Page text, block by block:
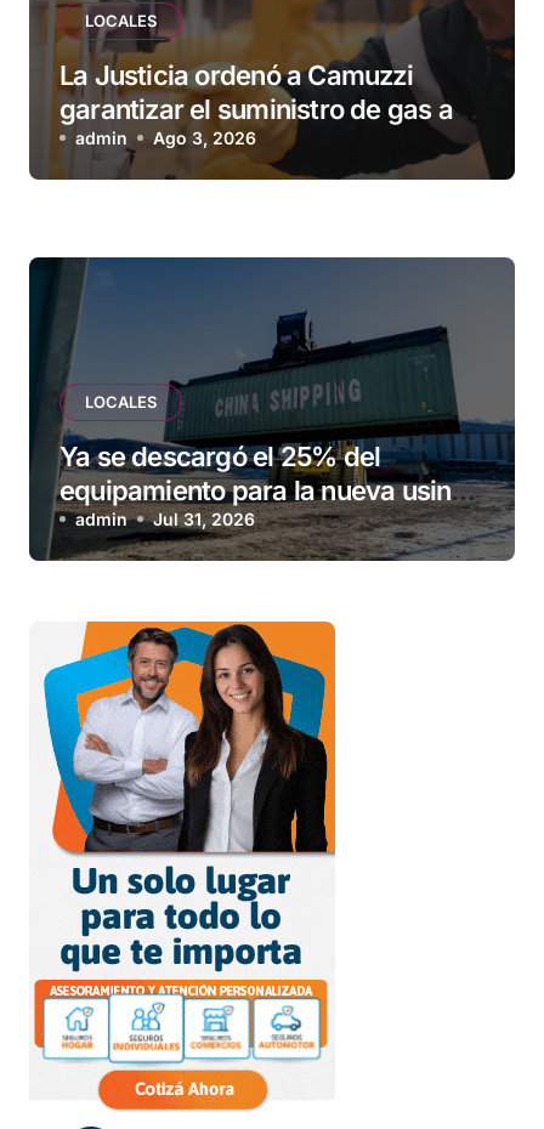
LOCALES
La Justicia ordenó a Camuzzi
garantizar el suministro de gas a
una familia de Tolhuin
admin Ago 3, 2026
LOCALES
Ya se descargó el 25% del
equipamiento para la nueva usina
de Ushuaia
admin Jul 31, 2026